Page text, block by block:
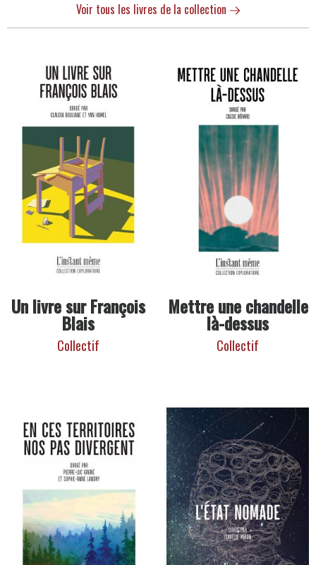
Voir tous les livres de la collection
Un livre sur François
Blais
Collectif
Mettre une chandelle
là-dessus
Collectif